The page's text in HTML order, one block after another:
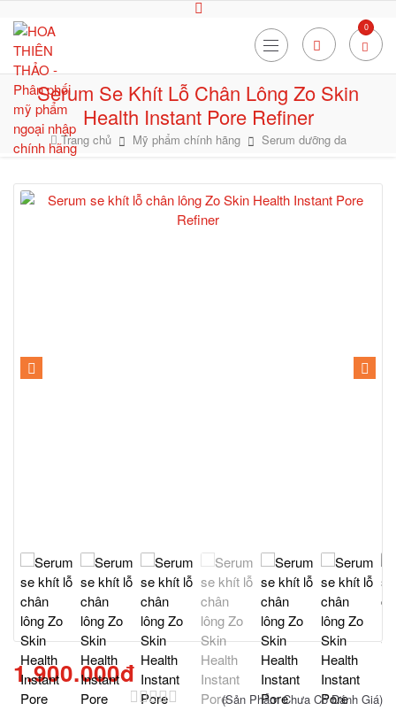
0
Serum Se Khít Lỗ Chân Lông Zo Skin
Health Instant Pore Refiner
Trang chủ Mỹ phẩm chính hãng Serum dưỡng da
1.900.000đ
(Sản Phẩm Chưa Có Đánh Giá)